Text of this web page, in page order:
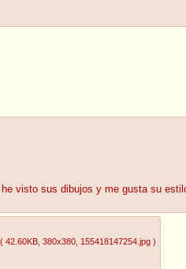
visto sus dibujos y me gusta su
( 42.60KB , 380x380 , 155418147254.jpg )